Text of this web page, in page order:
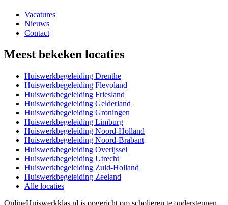
Vacatures
Nieuws
Contact
Meest bekeken locaties
Huiswerkbegeleiding Drenthe
Huiswerkbegeleiding Flevoland
Huiswerkbegeleiding Friesland
Huiswerkbegeleiding Gelderland
Huiswerkbegeleiding Groningen
Huiswerkbegeleiding Limburg
Huiswerkbegeleiding Noord-Holland
Huiswerkbegeleiding Noord-Brabant
Huiswerkbegeleiding Overijssel
Huiswerkbegeleiding Utrecht
Huiswerkbegeleiding Zuid-Holland
Huiswerkbegeleiding Zeeland
Alle locaties
OnlineHuiswerkklas.nl is opgericht om scholieren te ondersteunen